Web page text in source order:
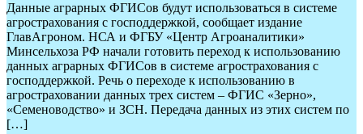
Данные аграрных ФГИСов будут использоваться в системе
агрострахования с господдержкой, сообщает издание
ГлавАгроном. НСА и ФГБУ «Центр Агроаналитики»
Минсельхоза РФ начали готовить переход к использованию
данных аграрных ФГИСов в системе агрострахования с
господдержкой. Речь о переходе к использованию в
агростраховании данных трех систем – ФГИС «Зерно»,
«Семеноводство» и ЗСН. Передача данных из этих систем по
[…]